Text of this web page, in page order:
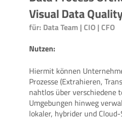
Visual Data
für: Data Team | CIO | CFO
Nutzen:
Hiermit können
Prozesse (Extrahieren,
nahtlos über verschiedene
Umgebungen hinweg
lokaler, hybrider und